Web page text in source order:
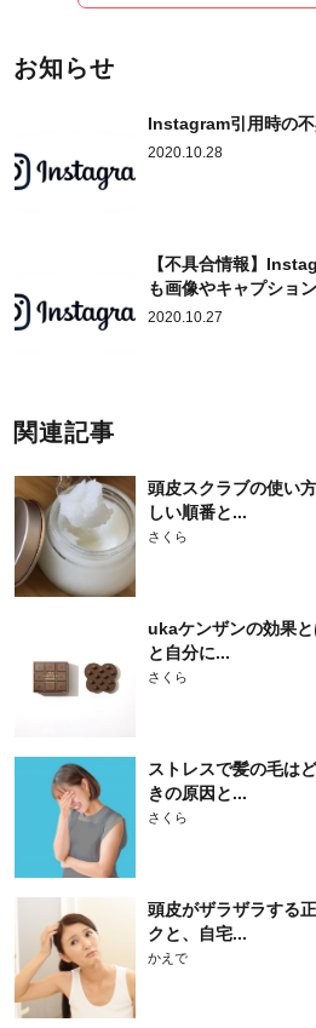
お知らせ
Instagram引用時の不
2020.10.28
【不具合情報】
も画像やキャプショ
2020.10.27
関連記事
頭皮スクラブの使い
しい順番と...
さくら
ukaケンザンの効果
と自分に...
さくら
ストレスで髪の毛は
きの原因と...
さくら
頭皮がザラザラする
クと、自宅...
かえで